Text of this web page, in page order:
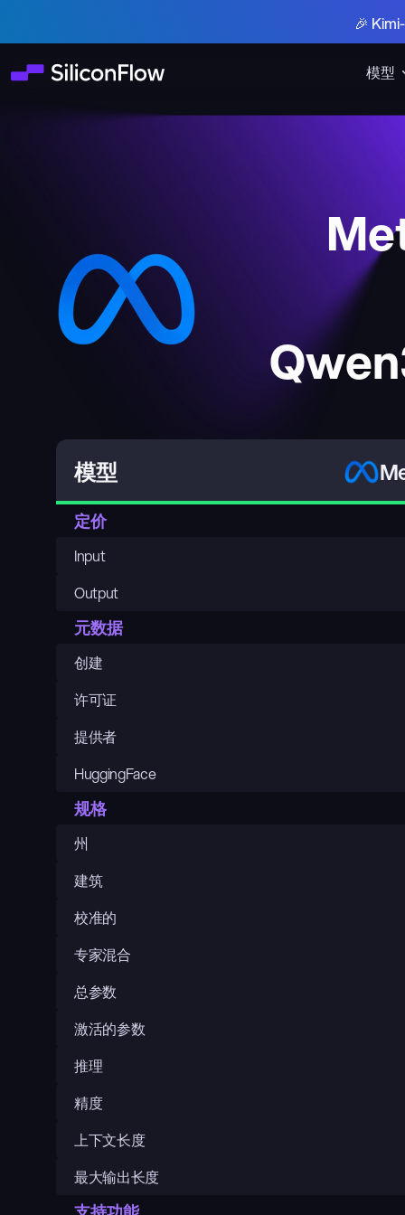
模型
🎉
模型
定价
Input
Output
元数据
创建
许可证
提供者
HuggingFace
规格
州
建筑
校准的
专家混合
总参数
激活的参数
推理
精度
上下文长度
最大输出长度